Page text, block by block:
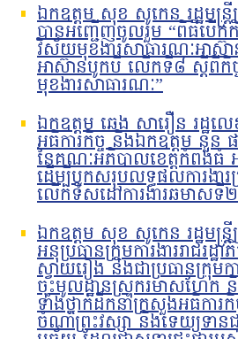
ឯកឧត្តម សុខ សូកេន រដ្ឋមន្រ្
បានអញ្ជើញចូលរួម “ពិធីបើកកិច្
វិស័យមុខងារសាធារណៈអា
អាស៊ានបូកបី លើកទី៨ ស្តីពីកិច្
មុខងារសាធារណៈ”
ឯកឧត្តម ឆេង សារឿន រដ្ឋល
អធិការកិច្ច និងឯកឧត្តម នួន
នៃគណៈអភិបាលខេត្តកំពង់ធំ
ដើម្បីបូកសរុបលទ្ធផលការងា
លើកទិសដៅការងារឆមាសទី
ឯកឧត្តម សុខ សូកេន រដ្ឋមន្រ្
អនុប្រធានក្រុមការងាររាជរដ្ឋ
ស្វាយរៀង និងជាប្រធានក្រុមកា
ចុះមូលដ្ឋានស្រុករមាសហែក
ទាំងថ្នាក់ដឹកនាំក្រសួងអធិការ
ចំណាំព្រះវស្សា និងទេយ្យទាន